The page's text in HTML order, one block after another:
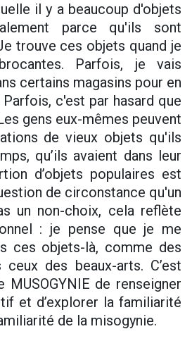
il y a beaucoup d'objets
parce qu'ils sont
trouve ces objets quand je
Parfois, je vais
certains magasins pour en
c'est par hasard que
gens eux-mêmes peuvent
de vieux objets qu'ils
qu’ils avaient dans leur
d’objets populaires est
de circonstance qu'un
un non-choix, cela reflète
: je pense que je me
ces objets-là, comme des
des beaux-arts. C’est
MUSOGYNIE de renseigner
et d’explorer la familiarité
de la misogynie.